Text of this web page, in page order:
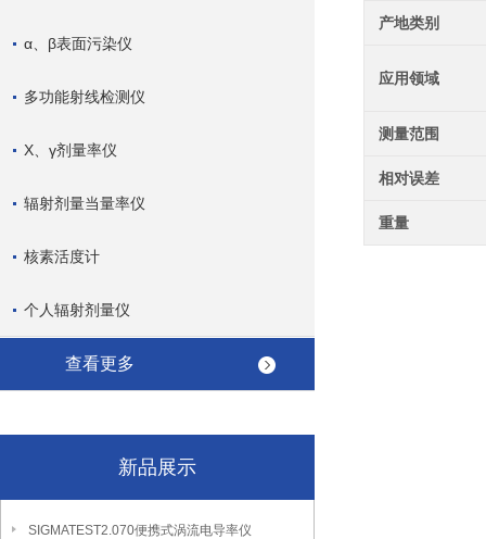
α、β表面污染仪
多功能射线检测仪
X、γ剂量率仪
辐射剂量当量率仪
核素活度计
个人辐射剂量仪
查看更多
新品展示
SIGMATEST2.070便携式涡流电导率仪
产地类别
应用领域
测量范围
相对误差
重量